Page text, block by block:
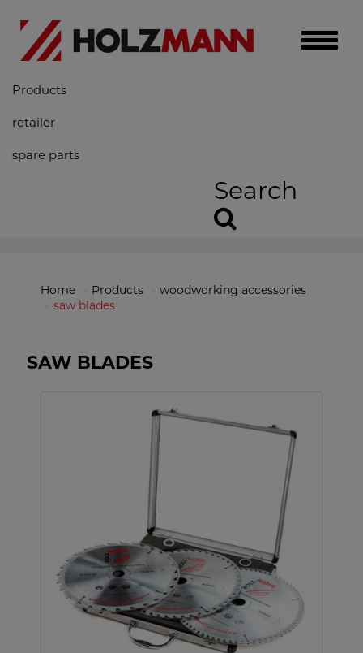
Toggle
Products
retailer
spare parts
Search
Home Products
woodworking accessories
saw blades
SAW BLADES